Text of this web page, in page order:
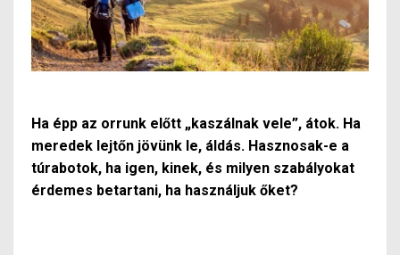
Ha épp az orrunk előtt „kaszálnak vele”, átok. Ha
meredek lejtőn jövünk le, áldás. Hasznosak-e a
túrabotok, ha igen, kinek, és milyen szabályokat
érdemes betartani, ha használjuk őket?